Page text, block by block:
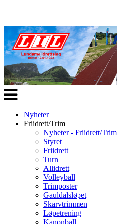
Veksle
navigasjon
Nyheter
Friidrett/Trim
Nyheter - Friidrett/Trim
Styret
Friidrett
Turn
Allidrett
Volleyball
Trimposter
Gauldalsløpet
Skarvtrimmen
Løpetrening
Kanonball